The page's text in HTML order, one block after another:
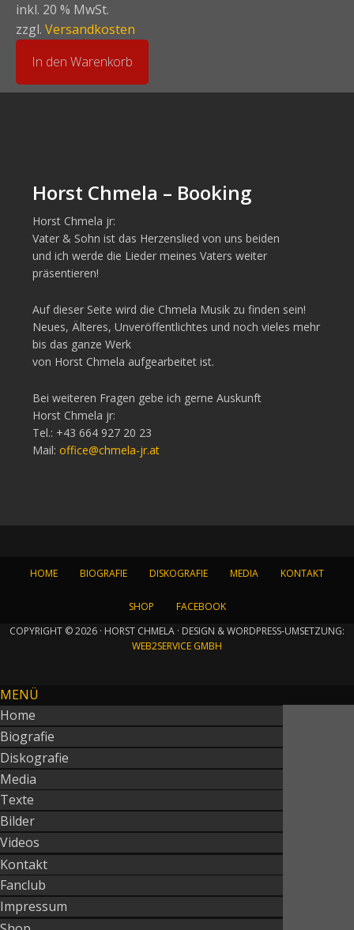
inkl. 20 % MwSt.
zzgl. Versandkosten
In den Warenkorb
Horst Chmela – Booking
Horst Chmela jr:
Vater & Sohn ist das Herzenslied von uns beiden
und ich werde die Lieder meines Vaters weiter
präsentieren!
Auf dieser Seite wird die Chmela Musik zu finden sein!
Neues, Älteres, Unveröffentlichtes und noch vieles mehr
bis das ganze Werk
von Horst Chmela aufgearbeitet ist.
Bei weiteren Fragen gebe ich gerne Auskunft
Horst Chmela jr:
Tel.: +43 664 927 20 23
Mail: office@chmela-jr.at
HOME BIOGRAFIE DISKOGRAFIE MEDIA KONTAKT
SHOP
FACEBOOK
COPYRIGHT © 2026 · HORST CHMELA · DESIGN & WORDPRESS-UMSETZUNG:
WEB2SERVICE GMBH
MENÜ
Home
Biografie
Diskografie
Media
Texte
Bilder
Videos
Kontakt
Fanclub
Impressum